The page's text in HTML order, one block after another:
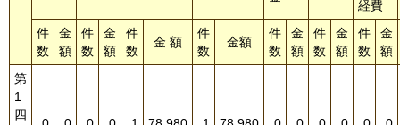
経費
件
数
金
額
件
数
金
額
件
数
金 額
件
数
金額
件
数
金
額
件
数
金
額
件
数
金
額
第
1
四